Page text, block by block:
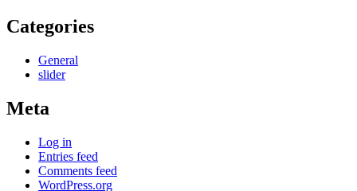
Categories
General
slider
Meta
Log in
Entries feed
Comments feed
WordPress.org